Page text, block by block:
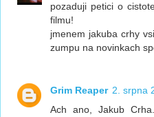
pozaduji petici o
filmu!
jmenem jakuba crhy
zumpu na novinkach
Grim Reaper 2. srpna
Ach ano, Jakub